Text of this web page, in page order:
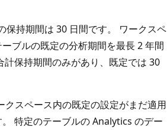
持期間は 30 日間です。 ワークスペ
ブルの既定の分析期間を最長 2 年間
保持期間のみがあり、既定では 30
スペース内の既定の設定がまだ適用
特定のテーブルの Analytics のデー